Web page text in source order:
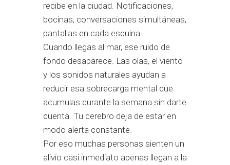
recibe en la ciudad. Notificaciones,
bocinas, conversaciones simultáneas,
pantallas en cada esquina.
Cuando llegas al mar, ese ruido de
fondo desaparece. Las olas, el viento
y los sonidos naturales ayudan a
reducir esa sobrecarga mental que
acumulas durante la semana sin darte
cuenta. Tu cerebro deja de estar en
modo alerta constante.
Por eso muchas personas sienten un
alivio casi inmediato apenas llegan a la